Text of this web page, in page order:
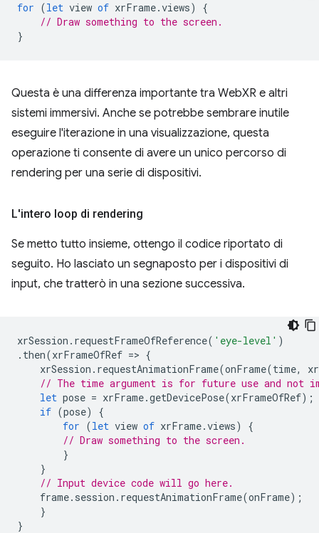
for (let view of xrFrame.views)
{
// Draw something to the screen.
}
Questa è una differenza importante tra WebXR e altri
sistemi immersivi. Anche se potrebbe sembrare inutile
eseguire l'iterazione in una visualizzazione, questa
operazione ti consente di avere un unico percorso di
rendering per una serie di dispositivi.
L'intero loop di rendering
Se metto tutto insieme, ottengo il codice riportato di
seguito. Ho lasciato un segnaposto per i dispositivi di
input, che tratterò in una sezione successiva.
xrSession . requestFrameOfReference( 'eye-level' )
. then(xrFrameOfRef => {
xrSession . requestAnimationFrame(onFrame(time,
// The time argument is for future use and not
let pose = xrFrame.getDevicePose(xrFrameOfRef);
if (pose)
{
for (let view of xrFrame.views)
{
// Draw something to the screen.
}
}
// Input device code will go here.
frame. session . requestAnimationFrame(onFrame);
}
}